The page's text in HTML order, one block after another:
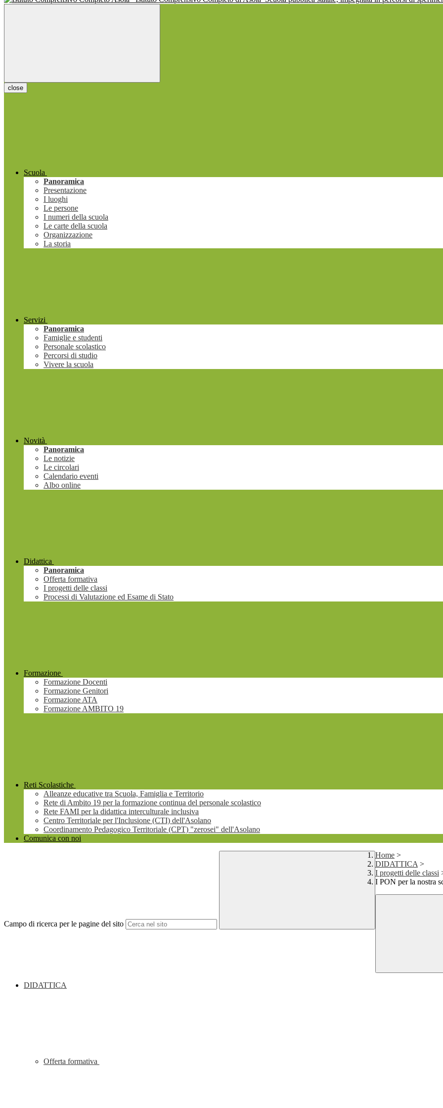
close
Scuola
Panoramica
Presentazione
I luoghi
Le persone
I numeri della scuola
Le carte della scuola
Organizzazione
La storia
Servizi
Panoramica
Famiglie e studenti
Personale scolastico
Percorsi di studio
Vivere la scuola
Novità
Panoramica
Le notizie
Le circolari
Calendario eventi
Albo online
Didattica
Panoramica
Offerta formativa
I progetti delle classi
Processi di Valutazione ed Esame di Stato
Formazione
Formazione Docenti
Formazione Genitori
Formazione ATA
Formazione AMBITO 19
Reti Scolastiche
Alleanze educative tra Scuola, Famiglia e Territorio
Rete di Ambito 19 per la formazione continua del personale scolastico
Rete FAMI per la didattica interculturale inclusiva
Centro Territoriale per l'Inclusione (CTI) dell'Asolano
Coordinamento Pedagogico Territoriale (CPT) "zerosei" dell'Asolano
Comunica con noi
Campo di ricerca per le pagine del sito
Home >
DIDATTICA >
I progetti delle classi
I PON per la nostra
DIDATTICA
Offerta formativa